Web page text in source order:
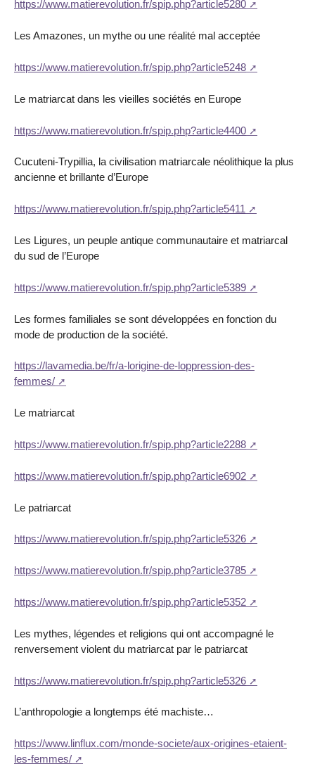
https://www.matierevolution.fr/spip.php?article5280
Les Amazones, un mythe ou une réalité mal acceptée
https://www.matierevolution.fr/spip.php?article5248
Le matriarcat dans les vieilles sociétés en Europe
https://www.matierevolution.fr/spip.php?article4400
Cucuteni-Trypillia, la civilisation matriarcale néolithique la plus
ancienne et brillante d’Europe
https://www.matierevolution.fr/spip.php?article5411
Les Ligures, un peuple antique communautaire et matriarcal
du sud de l’Europe
https://www.matierevolution.fr/spip.php?article5389
Les formes familiales se sont développées en fonction du
mode de production de la société.
https://lavamedia.be/fr/a-lorigine-de-loppression-des-
femmes/
Le matriarcat
https://www.matierevolution.fr/spip.php?article2288
https://www.matierevolution.fr/spip.php?article6902
Le patriarcat
https://www.matierevolution.fr/spip.php?article5326
https://www.matierevolution.fr/spip.php?article3785
https://www.matierevolution.fr/spip.php?article5352
Les mythes, légendes et religions qui ont accompagné le
renversement violent du matriarcat par le patriarcat
https://www.matierevolution.fr/spip.php?article5326
L’anthropologie a longtemps été machiste…
https://www.linflux.com/monde-societe/aux-origines-etaient-
les-femmes/